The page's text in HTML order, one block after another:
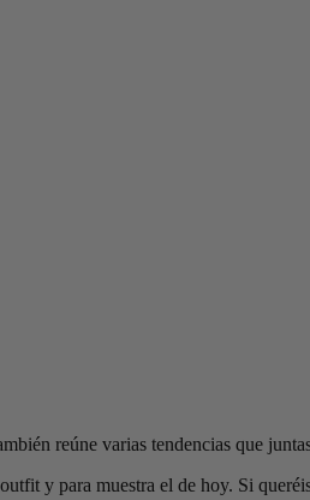
reúne varias tendencias que
y para muestra el de hoy. Si